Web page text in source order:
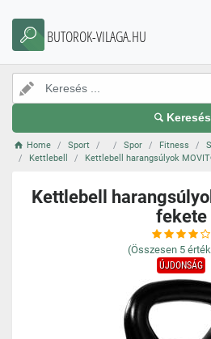
BUTOROK-VILAGA.HU
Keresés
Home Sport Spor Fitness
Kettlebell
Kettlebell harangsúlyok
Kettlebell
fekete
(Összesen 5
ÚJDONSÁG